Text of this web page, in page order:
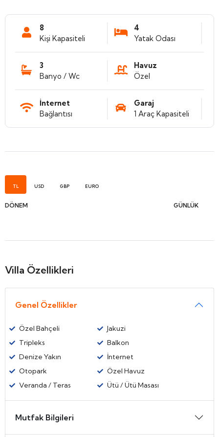
8
Kişi Kapasiteli
4
Yatak Odası
3
Banyo / Wc
Havuz
Özel
İnternet
Bağlantısı
Garaj
1 Araç Kapasiteli
TL USD GBP EURO
DÖNEM GÜNLÜK
Villa Özellikleri
Genel Özellikler
Özel Bahçeli
Jakuzi
Tripleks
Balkon
Denize Yakın
İnternet
Otopark
Özel Havuz
Veranda / Teras
Ütü / Ütü Masası
Mutfak Bilgileri